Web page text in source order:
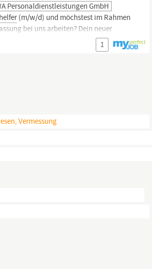
Personaldienstleistungen GmbH
(m/w/d) und möchstest im Rahmen
bei uns arbeiten? Dein neuer
16,00 € pro Stunde befindet sich in
Maler- & Lackiererhandwerk. Deine
1
Vermessung